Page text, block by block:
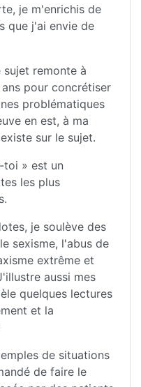
je m'enrichis de
que j'ai envie de
remonte à
pour concrétiser
problématiques
en est, à ma
sur le sujet.
toi » est un
les plus
je soulève des
sexisme, l'abus de
extrême et
aussi mes
quelques lectures
et la
de situations
de faire le